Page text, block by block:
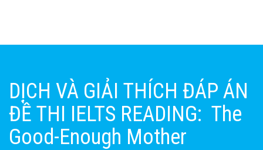
DỊCH VÀ GIẢI THÍCH ĐÁP ÁN
ĐỀ THI IELTS READING: The
Good-Enough Mother